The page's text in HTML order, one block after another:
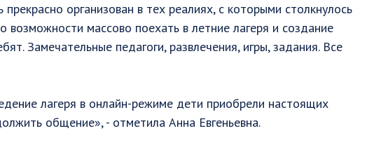
организован в тех реалиях, с которыми столкнулось
массово поехать в летние лагеря и создание
Замечательные педагоги, развлечения, игры, задания. Все
лагеря в онлайн-режиме дети приобрели настоящих
общение», - отметила Анна Евгеньевна.